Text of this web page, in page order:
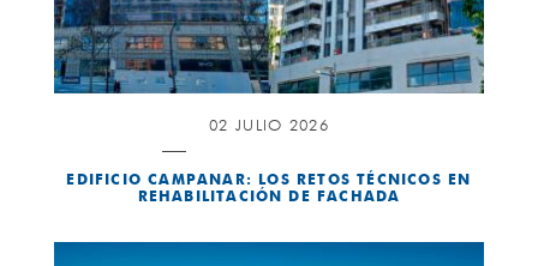
02 JULIO 2026
EDIFICIO CAMPANAR: LOS RETOS TÉCNICOS EN
REHABILITACIÓN DE FACHADA